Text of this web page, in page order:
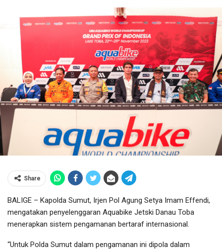
Share
BALIGE – Kapolda Sumut, Irjen Pol Agung Setya Imam Effendi,
mengatakan penyelenggaran Aquabike Jetski Danau Toba
menerapkan sistem pengamanan bertaraf internasional.
“Untuk Polda Sumut dalam pengamanan ini dipola dalam